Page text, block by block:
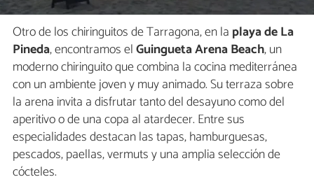
Otro de los chiringuitos de Tarragona, en la playa de La
Pineda, encontramos elGuingueta Arena Beach, un
moderno chiringuito que combina la cocina mediterránea
con un ambiente joven y muy animado. Su terraza sobre
la arena invita a disfrutar tanto del desayuno como del
aperitivo o de una copa al atardecer. Entre sus
especialidades destacan las tapas, hamburguesas,
pescados, paellas, vermuts y una amplia selección de
cócteles.